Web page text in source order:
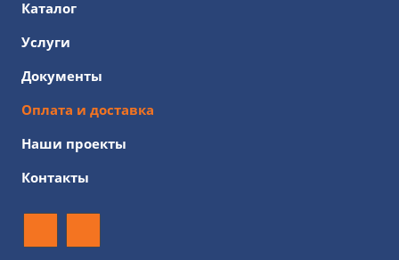
Каталог
Услуги
Документы
Оплата и доставка
Наши проекты
Контакты